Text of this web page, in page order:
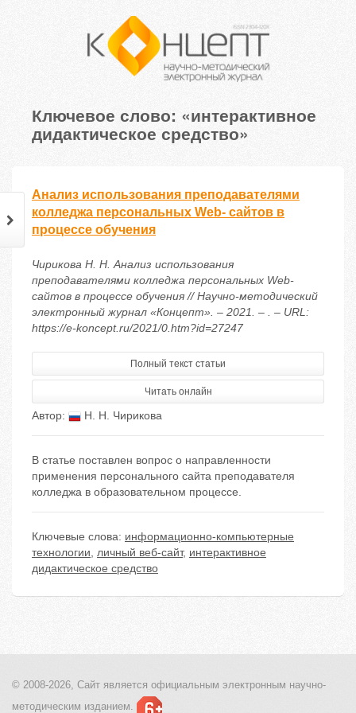
Ключевое слово: «интерактивное
дидактическое средство»
Анализ использования преподавателями
колледжа персональных Web- сайтов в
процессе обучения
Чирикова Н. Н. Анализ использования
преподавателями колледжа персональных Web-
сайтов в процессе обучения // Научно-методический
электронный журнал «Концепт». – 2021. – . – URL:
https://e-koncept.ru/2021/0.htm?id=27247
Полный текст статьи
Читать онлайн
Автор: Н. Н. Чирикова
В статье поставлен вопрос о направленности
применения персонального сайта преподавателя
колледжа в образовательном процессе.
Ключевые слова: информационно-компьютерные
технологии, личный веб-сайт, интерактивное
дидактическое средство
© 2008-2026, Сайт является официальным электронным научно-
методическим изданием.